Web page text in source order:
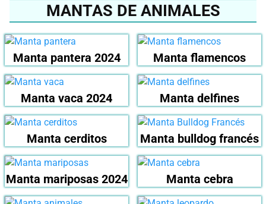
MANTAS DE ANIMALES
Manta pantera 2024 Manta flamencos
Manta vaca 2024 Manta delfines
Manta cerditos Manta bulldog francés
Manta mariposas 2024 Manta cebra